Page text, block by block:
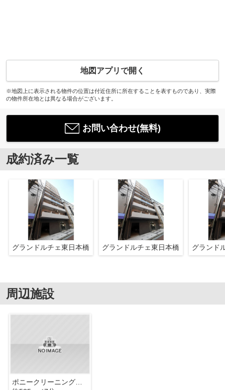
地図アプリで開く
※地図上に表示される物件の位置は付近住所に所在することを表すものであり、実際
の物件所在地とは異なる場合がございます。
お問い合わせ(無料)
成約済み一覧
グランドルチェ東日本橋 グランドルチェ東日本橋 グランド
周辺施設
ポニークリーニング東日本橋店